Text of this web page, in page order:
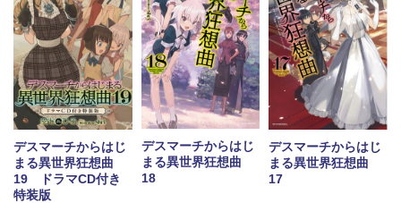
デスマーチからはじ
まる異世界狂想曲
19 ドラマCD付き
特装版
デスマーチからはじ
まる異世界狂想曲
18
デスマーチからはじ
まる異世界狂想曲
17